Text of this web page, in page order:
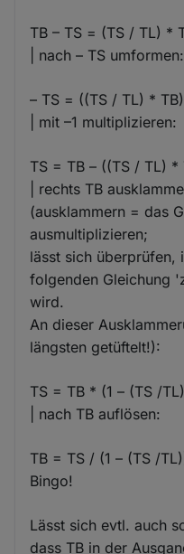
TB – TS = (TS / TL) *
| nach – TS umformen:
– TS = ((TS / TL) *
| mit –1 multiplizieren:
TS = TB – ((TS / TL) *
| rechts TB
(ausklammern = das
ausmultiplizieren;
lässt sich überprüfen,
folgenden Gleichung
wird.
An dieser
längsten getüftelt!):
TS = TB * (1 – (TS /
| nach TB auflösen:
TB = TS / (1 – (TS /
Bingo!
Lässt sich evtl. auch
dass TB in der